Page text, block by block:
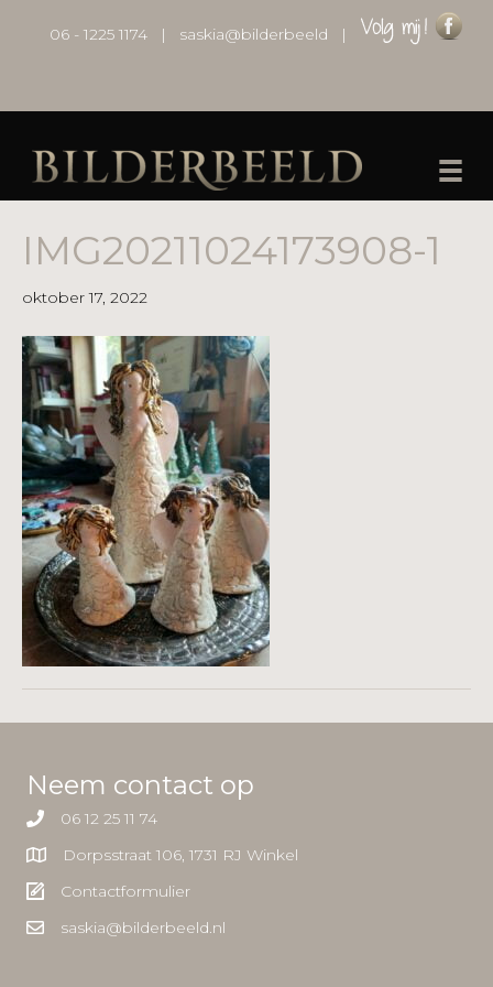
06 - 1225 1174 | saskia@bilderbeeld |
IMG20211024173908-1
oktober 17, 2022
Neem contact op
06 12 25 11 74
Dorpsstraat 106, 1731 RJ Winkel
Contactformulier
saskia@bilderbeeld.nl